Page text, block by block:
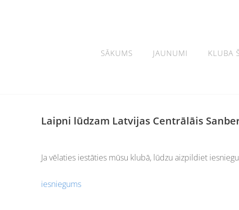
SĀKUMS JAUNUMI KLUBA
Laipni lūdzam Latvijas Centrālāis
Ja vēlaties iestāties mūsu klubā, lūdzu aizpildiet
iesniegums